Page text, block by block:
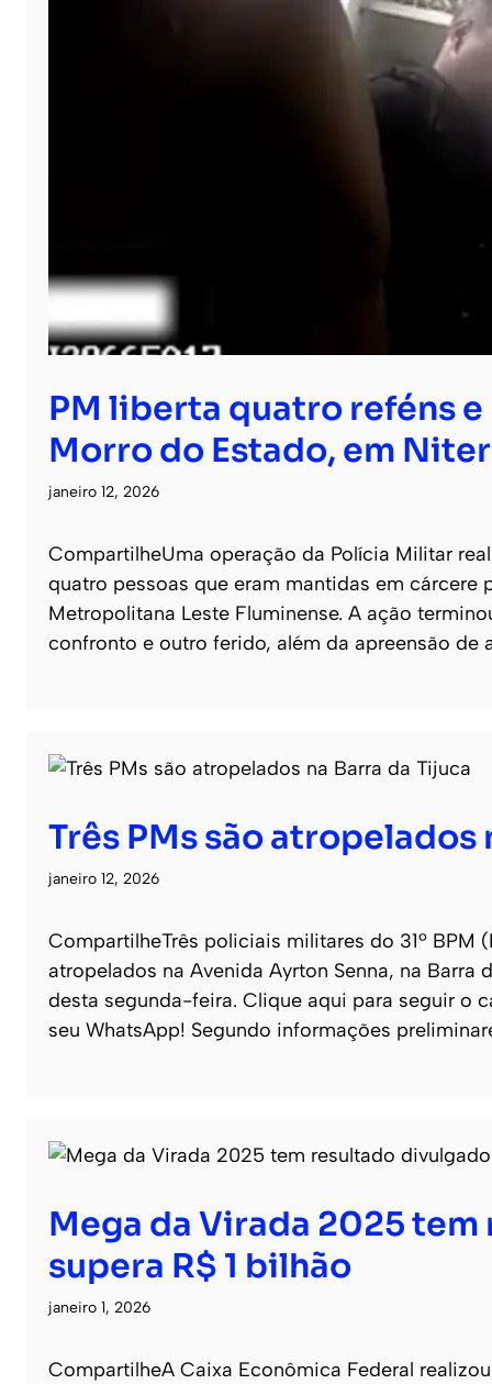
PM liberta quatro reféns
Morro do Estado, em
janeiro 12, 2026
CompartilheUma operação da Polícia Militar
quatro pessoas que eram mantidas em
Metropolitana Leste Fluminense. A ação
confronto e outro ferido, além da apreensão de
Três PMs são atropelados
janeiro 12, 2026
CompartilheTrês policiais militares do 31º
atropelados na Avenida Ayrton Senna, na
desta segunda-feira. Clique aqui para seguir o
seu WhatsApp! Segundo informações
Mega da Virada 2025
supera R$ 1 bilhão
janeiro 1, 2026
CompartilheA Caixa Econômica Federal